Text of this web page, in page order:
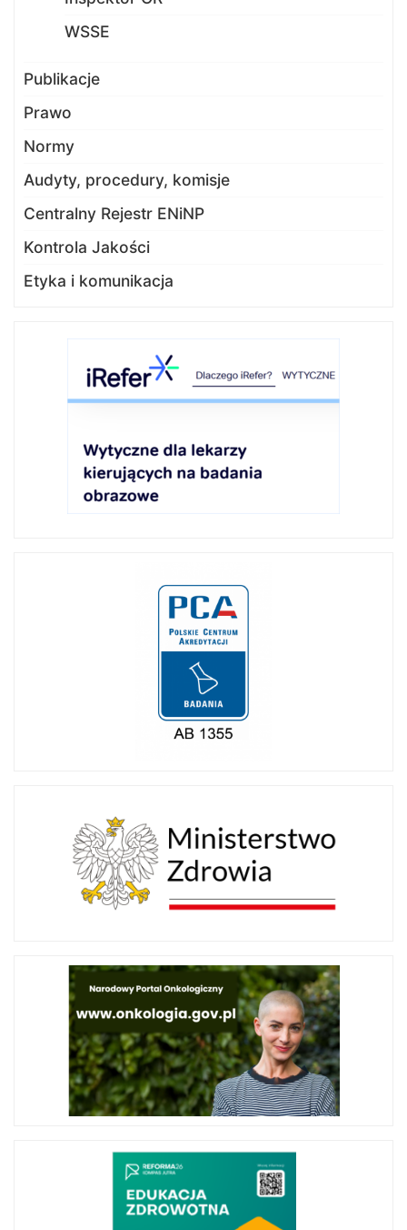
WSSE
Publikacje
Prawo
Normy
Audyty, procedury, komisje
Centralny Rejestr ENiNP
Kontrola Jakości
Etyka i komunikacja